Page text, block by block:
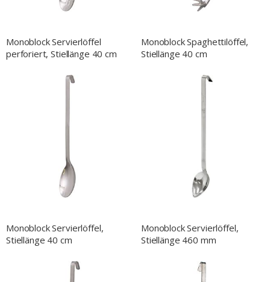
Monoblock Servierlöffel
perforiert, Stiellänge 40 cm
Monoblock Spaghettilöffel,
Stiellänge 40 cm
Monoblock Servierlöffel,
Stiellänge 40 cm
Monoblock Servierlöffel,
Stiellänge 460 mm